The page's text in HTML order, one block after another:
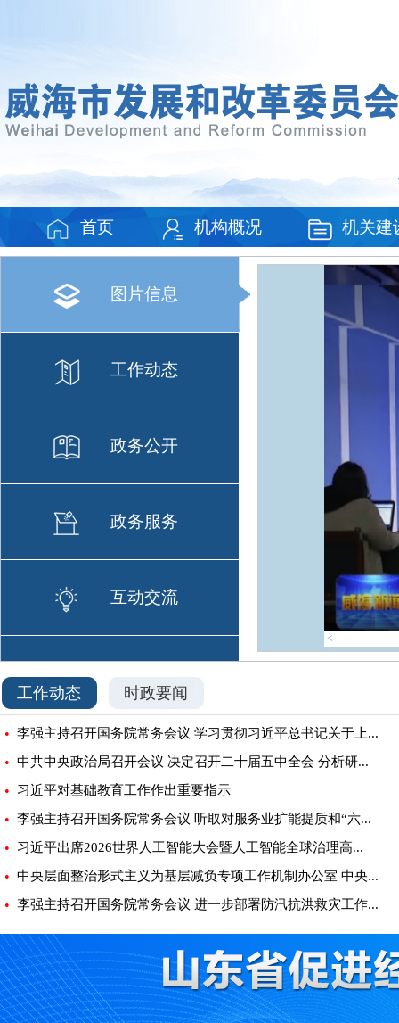
首页 机构概况 机关建
图片信息
工作动态
政务公开
政务服务
互动交流
九三阅兵
限公司参
<
工作动态 时政要闻
• 李强主持召开国务院常务会议 学习贯彻习近平总书记关于上...
• 中共中央政治局召开会议 决定召开二十届五中全会 分析研...
• 习近平对基础教育工作作出重要指示
• 李强主持召开国务院常务会议 听取对服务业扩能提质和“六...
• 习近平出席2026世界人工智能大会暨人工智能全球治理高...
• 中央层面整治形式主义为基层减负专项工作机制办公室 中央...
• 李强主持召开国务院常务会议 进一步部署防汛抗洪救灾工作...